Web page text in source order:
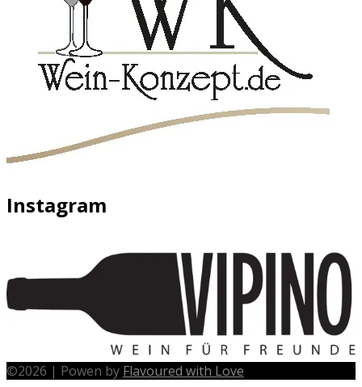
Instagram
©2026 | Powen by Flavoured with Love